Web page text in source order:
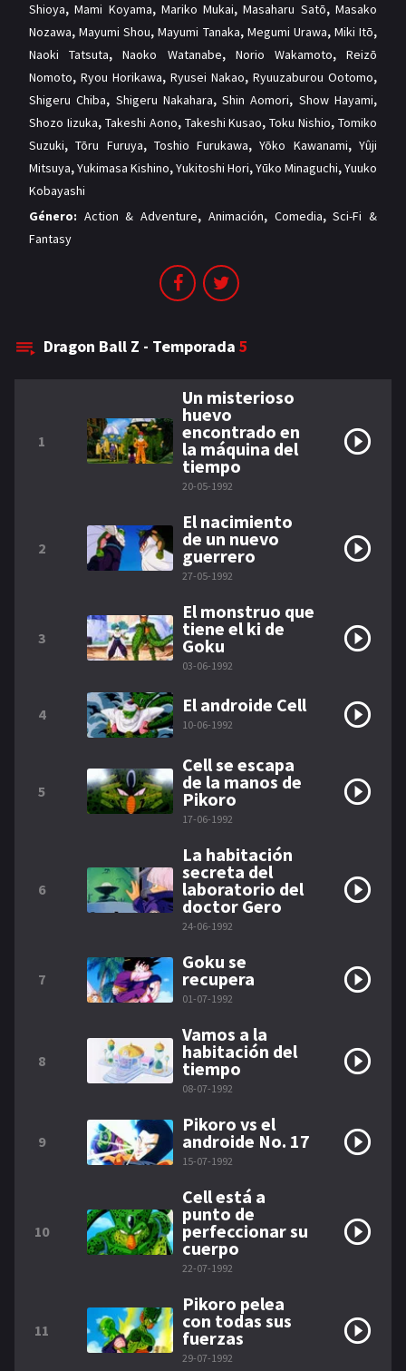
Shioya,Mami Koyama, Mariko Mukai,Masaharu Satō,Masako
Nozawa,Mayumi Shou,Mayumi Tanaka, Megumi Urawa, Miki Itō,
Naoki Tatsuta,Naoko Watanabe, Norio Wakamoto,Reizō
Nomoto, Ryou Horikawa, Ryusei Nakao, Ryuuzaburou Ootomo,
Shigeru Chiba, Shigeru Nakahara,Shin Aomori, Show Hayami,
Shozo Iizuka, Takeshi Aono, Takeshi Kusao,Toku Nishio, Tomiko
Suzuki,Tōru Furuya, Toshio Furukawa,Yōko Kawanami,Yûji
Mitsuya,Yukimasa Kishino,Yukitoshi Hori,Yūko Minaguchi,Yuuko
Kobayashi
Género: Action & Adventure, Animación, Comedia,Sci-Fi &
Fantasy
Dragon Ball Z - Temporada 5
1
Un misterioso
huevo
encontrado en
la máquina del
tiempo
20-05-1992
2
El nacimiento
de un nuevo
guerrero
27-05-1992
3
El monstruo que
tiene el ki de
Goku
03-06-1992
4 El androide Cell
10-06-1992
5
Cell se escapa
de la manos de
Pikoro
17-06-1992
6
La habitación
secreta del
laboratorio del
doctor Gero
24-06-1992
7
Goku se
recupera
01-07-1992
8
Vamos a la
habitación del
tiempo
08-07-1992
9
Pikoro vs el
androide No. 17
15-07-1992
10
Cell está a
punto de
perfeccionar su
cuerpo
22-07-1992
11
Pikoro pelea
con todas sus
fuerzas
29-07-1992